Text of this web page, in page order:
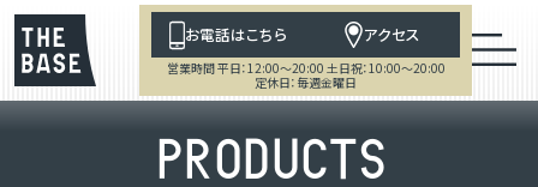
お電話はこちら アクセス
営業時間 平日：12:00～20:00 土日祝：10:00～20:00
定休日：毎週金曜日
PRODUCTS